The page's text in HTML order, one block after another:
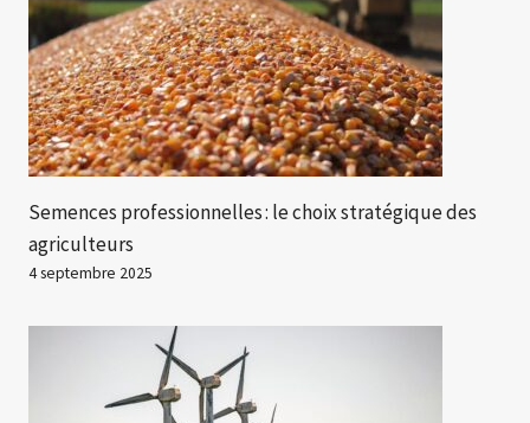
Semences professionnelles : le choix stratégique des
agriculteurs
4 septembre 2025